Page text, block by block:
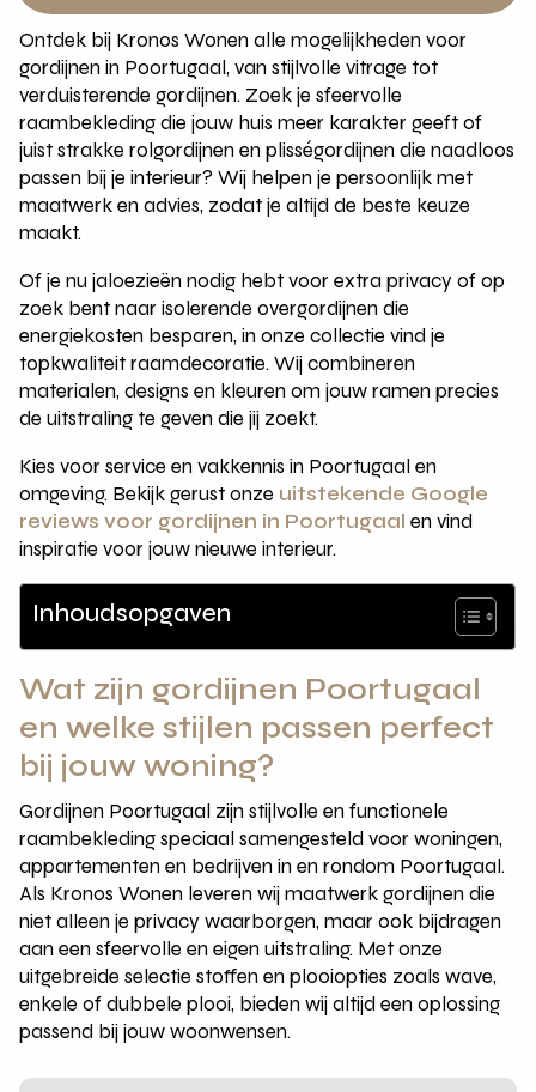
Ontdek bij Kronos Wonen alle mogelijkheden voor
gordijnen in Poortugaal, van stijlvolle vitrage tot
verduisterende gordijnen. Zoek je sfeervolle
raambekleding die jouw huis meer karakter geeft of
juist strakke rolgordijnen en plisségordijnen die naadloos
passen bij je interieur? Wij helpen je persoonlijk met
maatwerk en advies, zodat je altijd de beste keuze
maakt.
Of je nu jaloezieën nodig hebt voor extra privacy of op
zoek bent naar isolerende overgordijnen die
energiekosten besparen, in onze collectie vind je
topkwaliteit raamdecoratie. Wij combineren
materialen, designs en kleuren om jouw ramen precies
de uitstraling te geven die jij zoekt.
Kies voor service en vakkennis in Poortugaal en
omgeving. Bekijk gerust onze uitstekende Google
reviews voor gordijnen in Poortugaal en vind
inspiratie voor jouw nieuwe interieur.
Inhoudsopgaven
Wat zijn gordijnen Poortugaal
en welke stijlen passen perfect
bij jouw woning?
Gordijnen Poortugaal zijn stijlvolle en functionele
raambekleding speciaal samengesteld voor woningen,
appartementen en bedrijven in en rondom Poortugaal.
Als Kronos Wonen leveren wij maatwerk gordijnen die
niet alleen je privacy waarborgen, maar ook bijdragen
aan een sfeervolle en eigen uitstraling. Met onze
uitgebreide selectie stoffen en plooiopties zoals wave,
enkele of dubbele plooi, bieden wij altijd een oplossing
passend bij jouw woonwensen.